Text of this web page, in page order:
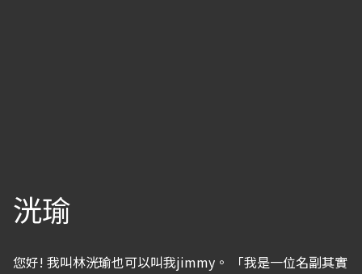
洸瑜
您好! 我叫林洸瑜也可以叫我jimmy。 「我是一位名副其實